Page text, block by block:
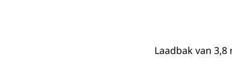
Laadbak van